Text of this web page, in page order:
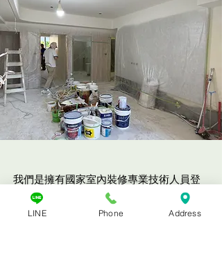
我們是擁有國家室內裝修專業技術人員登
記的實務團隊。我們不只整合工程，更重
LINE Phone Address